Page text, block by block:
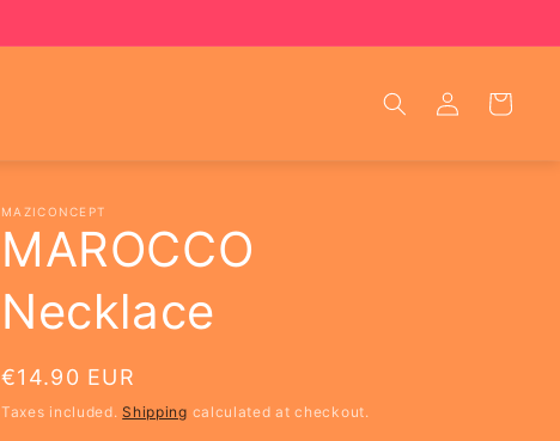
Log
in
Cart
MAZICONCEPT
MAROCCO
Necklace
Regular
price
€14.90 EUR
Taxes included.Shipping calculated at checkout.